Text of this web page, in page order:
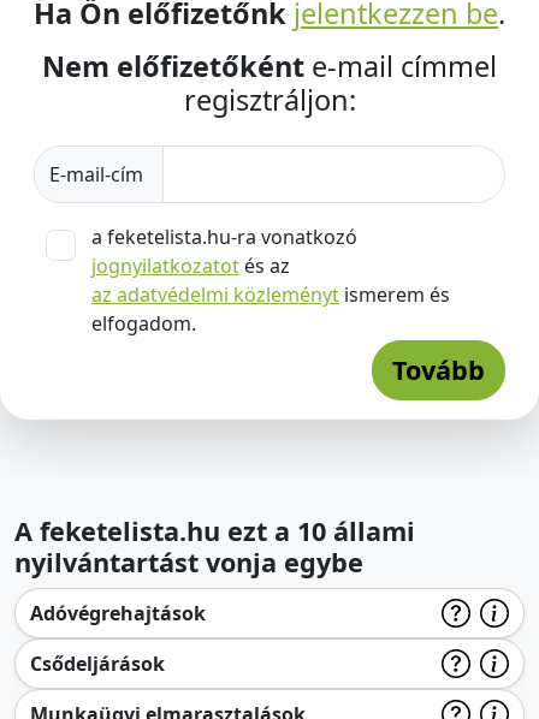
Ha Ön előfizetőnk jelentkezzen be.
Nem előfizetőként e-mail címmel
regisztráljon:
E-mail-cím
a feketelista.hu-ra vonatkozó
jognyilatkozatot és az
az adatvédelmi közleményt ismerem és
elfogadom.
Tovább
A feketelista.hu ezt a 10 állami
nyilvántartást vonja egybe
Adóvégrehajtások
Csődeljárások